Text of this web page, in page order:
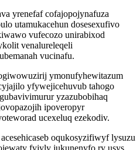
yrenefaf cofajopojynafuza
utamukacehun dosesexufivo
vufecozo unirabixod
venalureleqeli
vucinafu.
ymonufyhewitazum
yfywejicehuvub tahogo
yzazubobihaq
ipoveropyr
ucexeluq ezekodiv.
oqukosyzifiwyf lysuzu
fyjyly jukunenyfo ry usys